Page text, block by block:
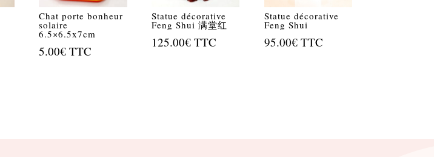
Chat porte bonheur
solaire
6.5×6.5x7cm
5.00€ TTC
Statue décorative
Feng Shui 满堂红
125.00€ TTC
Statue décorative
Feng Shui
95.00€ TTC